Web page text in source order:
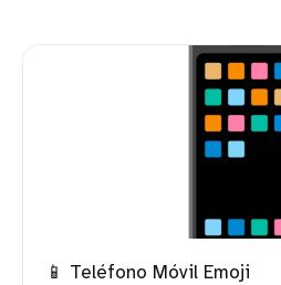
📱 Teléfono Móvil Emoji